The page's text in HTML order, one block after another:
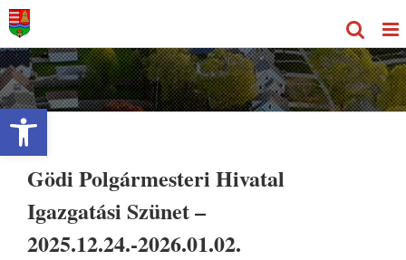
Eszköztár megnyitása
Kihagyás
Gödi Polgármesteri Hivatal
Igazgatási Szünet –
2025.12.24.-2026.01.02.